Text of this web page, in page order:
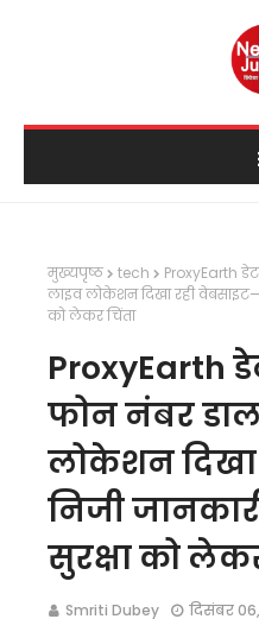
मुख्यपृष्ठ tech
ProxyEarth
लाइव लोकेशन दिखा रही
को लेकर चिंता
ProxyEarth
फोन नंबर
लोकेशन दिखा
निजी
सुरक्षा को
Smriti Dubey दिसंबर